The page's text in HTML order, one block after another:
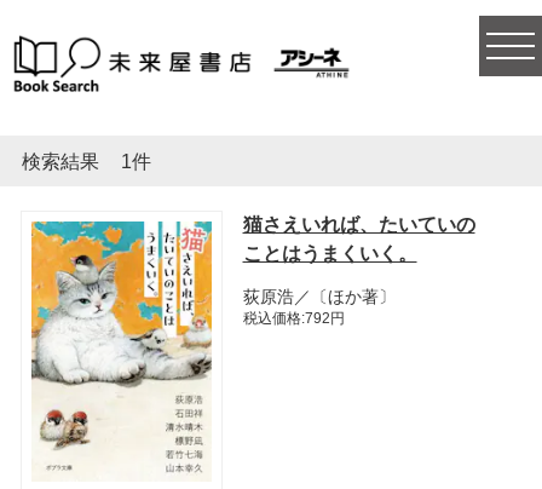
検索結果 1件
猫さえいれば、たいていの
ことはうまくいく。
荻原浩／〔ほか著〕
税込価格:792円